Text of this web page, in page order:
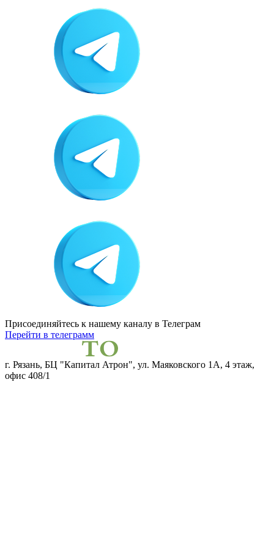
Присоединяйтесь к нашему каналу в Телеграм
Перейти в телеграмм
г. Рязань, БЦ "Капитал Атрон", ул. Маяковского 1А, 4 этаж,
офис 408/1